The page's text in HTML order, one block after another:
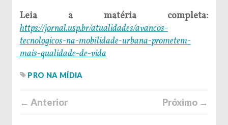
Leia a matéria completa:
https://jornal.usp.br/atualidades/avancos-
tecnologicos-na-mobilidade-urbana-prometem-
mais-qualidade-de-vida
PRO NA MÍDIA
← Anterior Próximo →